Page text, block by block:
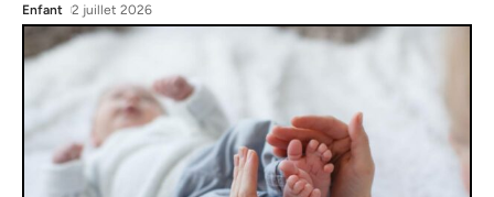
Enfant 2 juillet 2026